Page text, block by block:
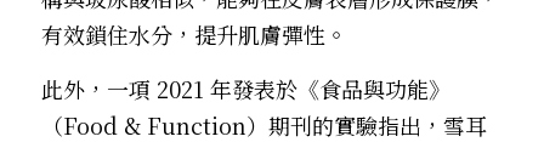
有效鎖住水分，提升肌膚彈性。
此外，一項 2021 年發表於《食品與功能》
（Food & Function）期刊的實驗指出，雪耳